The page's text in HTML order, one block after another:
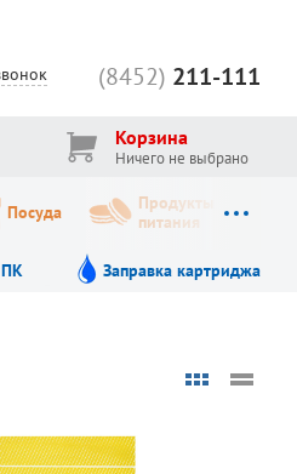
(8452) 211-111
Корзина
Ничего не выбрано
Посуда
Продукты
питания
ПК Заправка картриджа